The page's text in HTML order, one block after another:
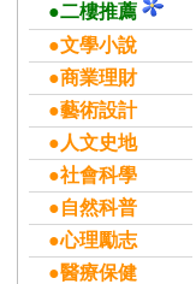
●二樓推薦
●文學小說
●商業理財
●藝術設計
●人文史地
●社會科學
●自然科普
●心理勵志
●醫療保健